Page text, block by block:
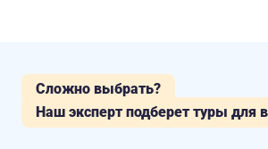
Сложно выбрать?
Наш эксперт подберет туры для